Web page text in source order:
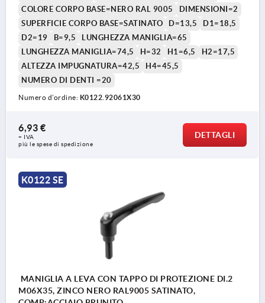
COLORE CORPO BASE=NERO RAL 9005
DIMENSIONI=2
SUPERFICIE CORPO BASE=SATINATO
D=13,5
D1=18,5
D2=19
B=9,5
LUNGHEZZA MANIGLIA=65
LUNGHEZZA MANIGLIA=74,5
H=32 H1=6,5
H2=17,5
ALTEZZA IMPUGNATURA=42,5
H4=45,5
NUMERO DI DENTI =20
Numero d’ordine: K0122.92061X30
6,93 €
+ IVA
più le spese di spedizione
DETTAGLI
K0122 SE
MANIGLIA A LEVA CON TAPPO DI PROTEZIONE DI.2
M06X35, ZINCO NERO RAL9005 SATINATO,